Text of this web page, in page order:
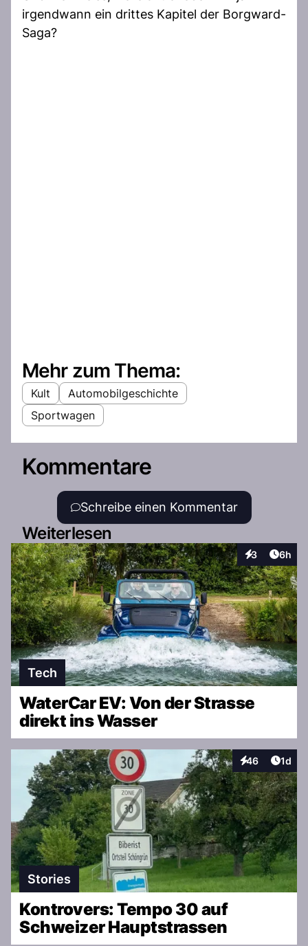
irgendwann ein drittes Kapitel der Borgward-
Saga?
Mehr zum Thema:
Kult
Automobilgeschichte
Sportwagen
Kommentare
Schreibe einen Kommentar
Weiterlesen
3
Interaktionen
6h
Tech
WaterCar EV: Von der Strasse
direkt ins Wasser
46
Interaktionen
1d
Stories
Kontrovers: Tempo 30 auf
Schweizer Hauptstrassen